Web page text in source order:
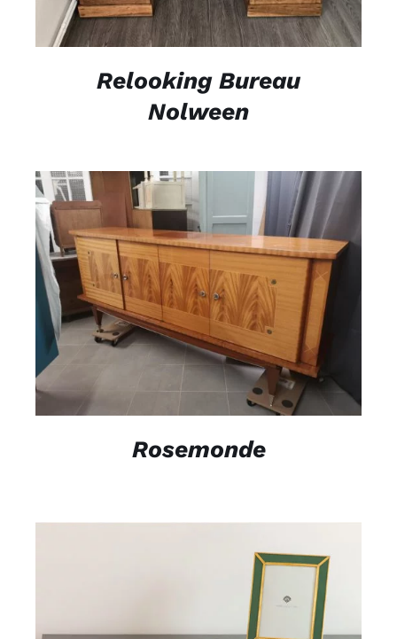
Relooking Bureau
Nolween
DÉTAILS
Rosemonde